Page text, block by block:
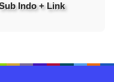
Indo + Link